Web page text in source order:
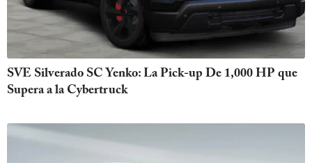
SVE Silverado SC Yenko: La Pick-up De 1,000 HP que
Supera a la Cybertruck